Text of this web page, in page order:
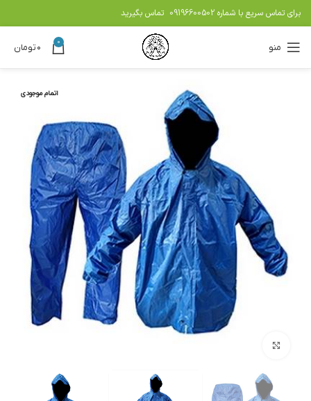
برای تماس سریع با شماره 09196600502 تماس بگیرید
منو 0 ۰تومان
اتمام موجودی